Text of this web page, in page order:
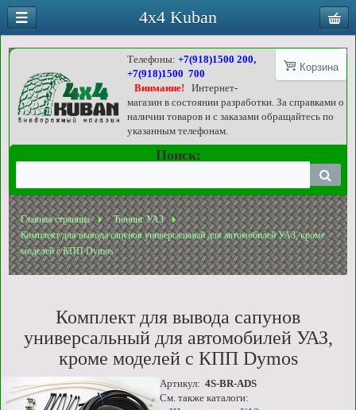
Корзина
Телефоны:+7(918)1500 200,
+7(918)1500 700
Внимание!
Интернет-
магазин в состоянии разработки. За справками о
наличии товаров и с заказами обращайтесь по
указанным телефонам.
Поиск:
Главная страница
Тюнинг УАЗ
Комплект для вывода сапунов универсальный для автомобилей УАЗ, кроме
моделей с КПП Dymos
Комплект для вывода сапунов
универсальный для автомобилей УАЗ,
кроме моделей с КПП Dymos
Артикул: 4S-BR-ADS
См. также каталоги:
4x4 Kuban